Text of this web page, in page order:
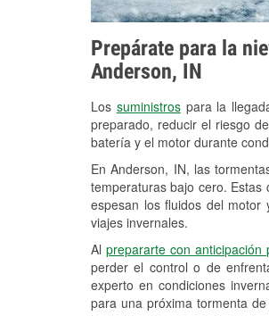
Prepárate para la
Anderson, IN
Los suministrospara la
preparado, reducir el riesgo
batería y el motor durante
En Anderson, IN, las
temperaturas bajo cero.
espesan los fluidos del
viajes invernales.
Alprepararte con anticipación
perder el control o de
experto en condiciones
para una próxima tormenta